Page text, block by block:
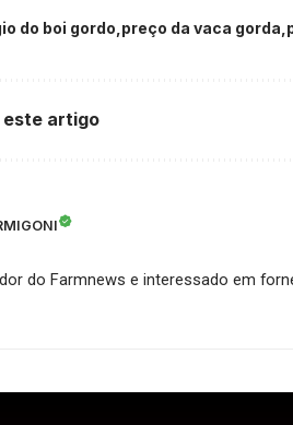
do boi gordo preço da vaca gorda
este artigo
do Farmnews e interessado em